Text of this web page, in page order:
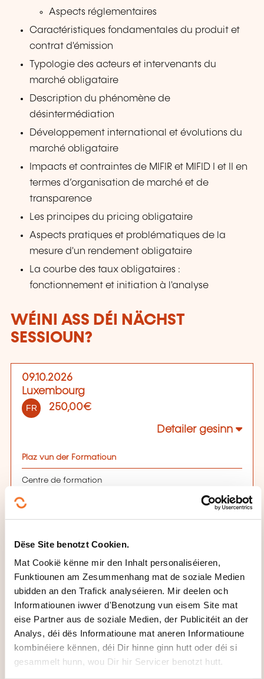
Dëse Site benotzt Cookien.
Mat Cookië kënne mir den Inhalt personaliséieren,
Funktiounen am Zesummenhang mat de soziale Medien
ubidden an den Trafick analyséieren. Mir deelen och
Informatiounen iwwer d'Benotzung vun eisem Site mat
eise Partner aus de soziale Medien, der Publicitéit an der
Analys, déi dës Informatioune mat aneren Informatioune
kombinéiere kënnen, déi Dir hinne ginn hutt oder déi si
gesammelt hunn, wou Dir hir Servicer benotzt hutt.
Aspects réglementaires
Caractéristiques fondamentales du produit et
contrat d'émission
Typologie des acteurs et intervenants du
marché obligataire
Description du phénomène de
désintermédiation
Développement international et évolutions du
marché obligataire
Impacts et contraintes de MIFIR et MIFID I et II en
termes d’organisation de marché et de
transparence
Les principes du pricing obligataire
Aspects pratiques et problématiques de la
mesure d'un rendement obligataire
La courbe des taux obligataires :
fonctionnement et initiation à l'analyse
WÉINI ASS DÉI NÄCHST
SESSIOUN?
09.10.2026
Luxembourg
FR 250,00€
Detailer gesinn
Plaz vun der Formatioun
Centre de formation
L-2981 Luxembourg
Obligations - Fondamentaux
Durée: 08h00
Location: Chambre de Commerce Luxembourg
Leschten Delai fir d'Umeldung